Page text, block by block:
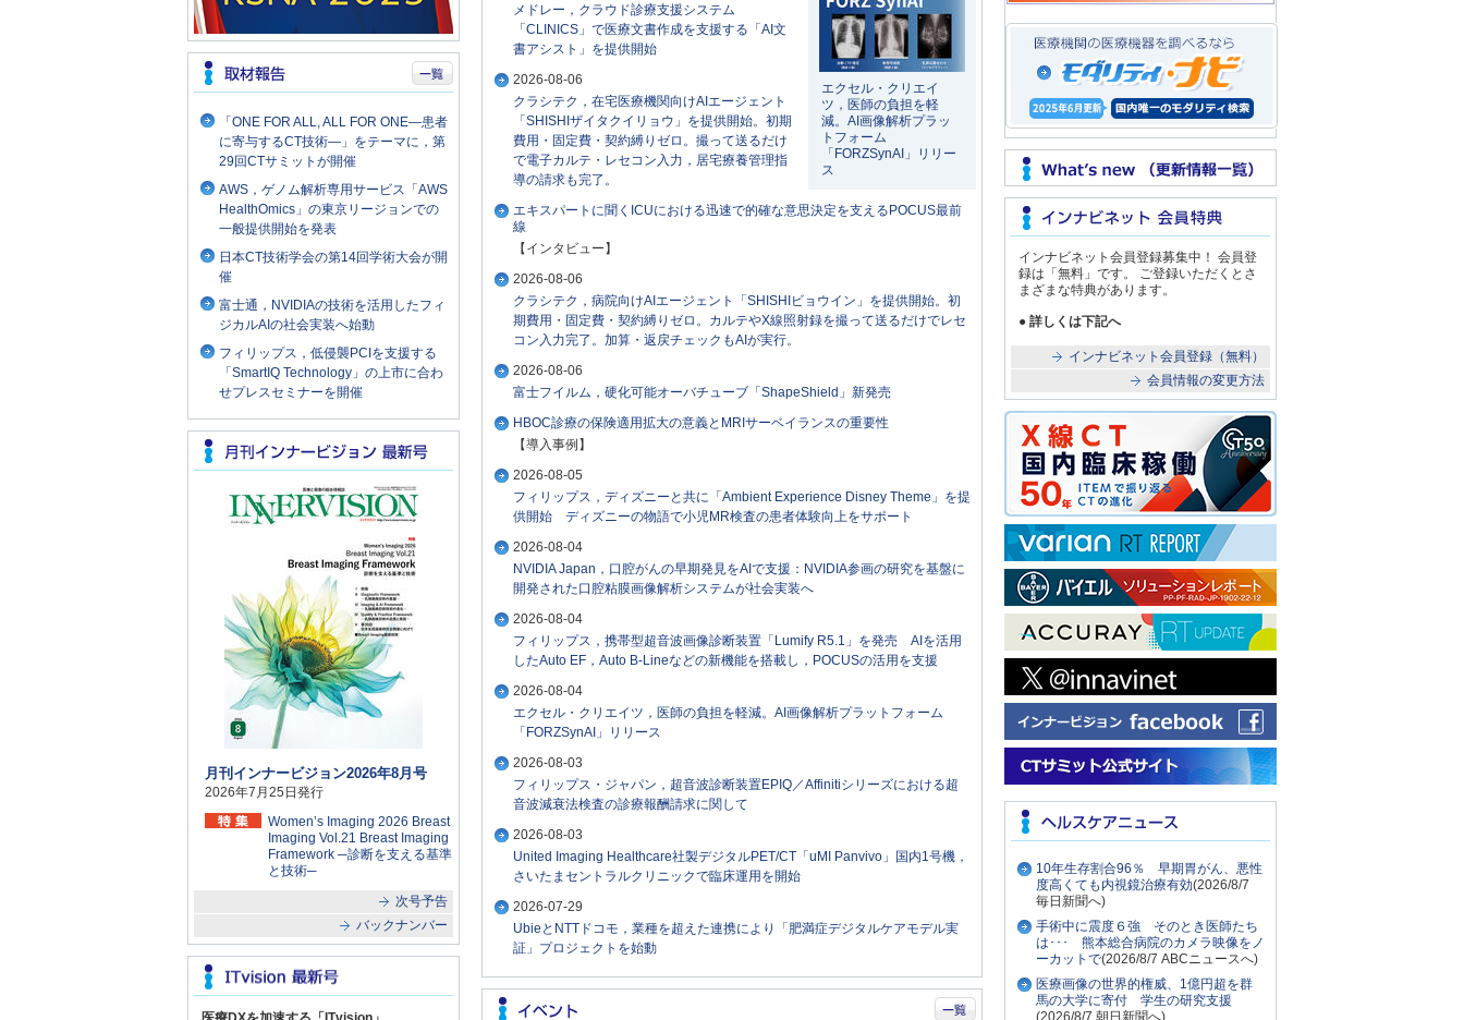
「ONE FOR ALL, ALL FOR ONE―患者
に寄与するCT技術―」をテーマに，第
29回CTサミットが開催
AWS，ゲノム解析専用サービス「AWS
HealthOmics」の東京リージョンでの
一般提供開始を発表
日本CT技術学会の第14回学術大会が開
催
富士通，NVIDIAの技術を活用したフィ
ジカルAIの社会実装へ始動
フィリップス，低侵襲PCIを支援する
「SmartIQ Technology」の上市に合わ
せプレスセミナーを開催
月刊インナービジョン2026年8月号
2026年7月25日発行
Women’s Imaging 2026 Breast
Imaging Vol.21 Breast Imaging
Framework ─診断を支える基準
と技術─
次号予告
バックナンバー
エクセル・クリエイ
ツ，医師の負担を軽
減。AI画像解析プラッ
トフォーム
「FORZSynAI」リリー
ス
メドレー，クラウド診療支援システム
「CLINICS」で医療文書作成を支援する「AI文
書アシスト」を提供開始
2026-08-06
クラシテク，在宅医療機関向けAIエージェント
「SHISHIザイタクイリョウ」を提供開始。初期
費用・固定費・契約縛りゼロ。撮って送るだけ
で電子カルテ・レセコン入力，居宅療養管理指
導の請求も完了。
エキスパートに聞くICUにおける迅速で的確な意思決定を支えるPOCUS最前
線
【インタビュー】
2026-08-06
クラシテク，病院向けAIエージェント「SHISHIビョウイン」を提供開始。初
期費用・固定費・契約縛りゼロ。カルテやX線照射録を撮って送るだけでレセ
コン入力完了。加算・返戻チェックもAIが実行。
2026-08-06
富士フイルム，硬化可能オーバチューブ「ShapeShield」新発売
HBOC診療の保険適用拡大の意義とMRIサーベイランスの重要性
【導入事例】
2026-08-05
フィリップス，ディズニーと共に「Ambient Experience Disney Theme」を提
供開始 ディズニーの物語で小児MR検査の患者体験向上をサポート
2026-08-04
NVIDIA Japan，口腔がんの早期発見をAIで支援：NVIDIA参画の研究を基盤に
開発された口腔粘膜画像解析システムが社会実装へ
2026-08-04
フィリップス，携帯型超音波画像診断装置「Lumify R5.1」を発売 AIを活用
したAuto EF，Auto B-Lineなどの新機能を搭載し，POCUSの活用を支援
2026-08-04
エクセル・クリエイツ，医師の負担を軽減。AI画像解析プラットフォーム
「FORZSynAI」リリース
2026-08-03
フィリップス・ジャパン，超音波診断装置EPIQ／Affinitiシリーズにおける超
音波減衰法検査の診療報酬請求に関して
2026-08-03
United Imaging Healthcare社製デジタルPET/CT「uMI Panvivo」国内1号機，
さいたまセントラルクリニックで臨床運用を開始
2026-07-29
UbieとNTTドコモ，業種を超えた連携により「肥満症デジタルケアモデル実
証」プロジェクトを始動
インナビネット会員登録募集中！ 会員登
録は「無料」です。 ご登録いただくとさ
まざまな特典があります。
● 詳しくは下記へ
インナビネット会員登録（無料）
会員情報の変更方法
10年生存割合96％ 早期胃がん、悪性
度高くても内視鏡治療有効(2026/8/7
毎日新聞へ)
手術中に震度６強 そのとき医師たち
は･･･ 熊本総合病院のカメラ映像をノ
ーカットで(2026/8/7 ABCニュースへ)
医療画像の世界的権威、1億円超を群
馬の大学に寄付 学生の研究支援
(2026/8/7 朝日新聞へ)